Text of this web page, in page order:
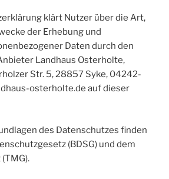
klärt Nutzer über die Art,
der Erhebung und
Daten durch den
Landhaus Osterholte,
Str. 5, 28857 Syke, 04242-
osterholte.de auf dieser
des Datenschutzes finden
(BDSG) und dem